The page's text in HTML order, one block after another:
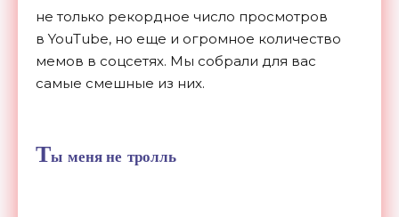
не только рекордное число просмотров
в YouTube, но еще и огромное количество
мемов в соцсетях. Мы собрали для вас
самые смешные из них.
Ты меня не тролль